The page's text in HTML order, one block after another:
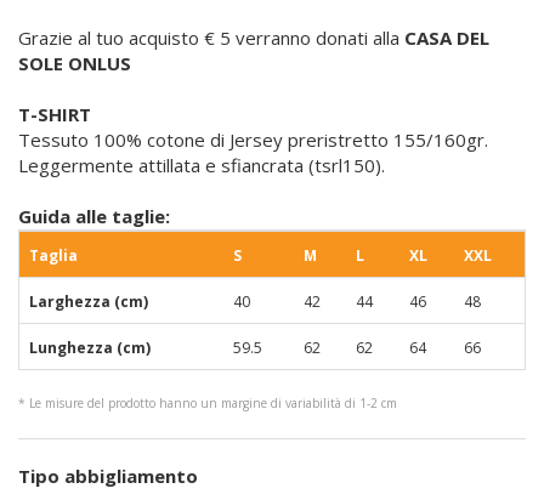
Grazie al tuo acquisto € 5 verranno donati alla CASA DEL
SOLE ONLUS
T-SHIRT
Tessuto 100% cotone di Jersey preristretto 155/160gr.
Leggermente attillata e sfiancrata (tsrl150).
Guida alle taglie:
Taglia S M L XL XXL
Larghezza (cm) 40 42 44 46 48
Lunghezza (cm) 59.5 62 62 64 66
* Le misure del prodotto hanno un margine di variabilità di 1-2 cm
Tipo abbigliamento